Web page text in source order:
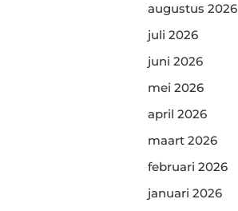
augustus 2026
juli 2026
juni 2026
mei 2026
april 2026
maart 2026
februari 2026
januari 2026